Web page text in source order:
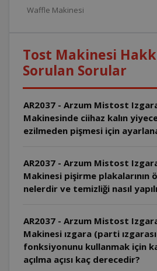
Waffle Makinesi
Tost Makinesi
Sorulan Sorular
AR2037 - Arzum Mistost
Makinesinde ciihaz kalın
ezilmeden pişmesi için
AR2037 - Arzum Mistost
Makinesi pişirme plakalarının
nelerdir ve temizliği nasıl
AR2037 - Arzum Mistost
Makinesi ızgara (parti
fonksiyonunu kullanmak için
açılma açısı kaç derecedir?